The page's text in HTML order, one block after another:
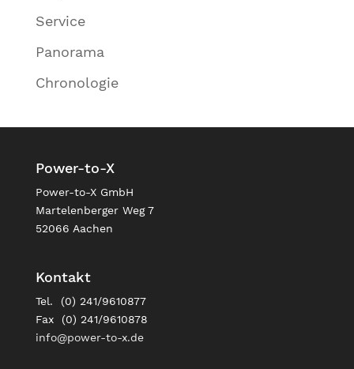
Service
Panorama
Chronologie
Power-to-X
Power-to-X GmbH
Martelenberger Weg 7
52066 Aachen
Kontakt
Tel. (0) 241/9610877
Fax (0) 241/9610878
info@power-to-x.de